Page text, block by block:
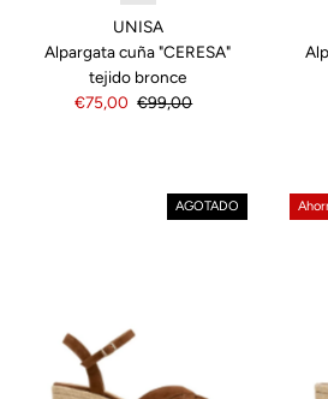
UNISA
Alpargata cuña "CERESA"
tejido bronce
Precio
€75,00 Precio
€99,00
AGOTADO